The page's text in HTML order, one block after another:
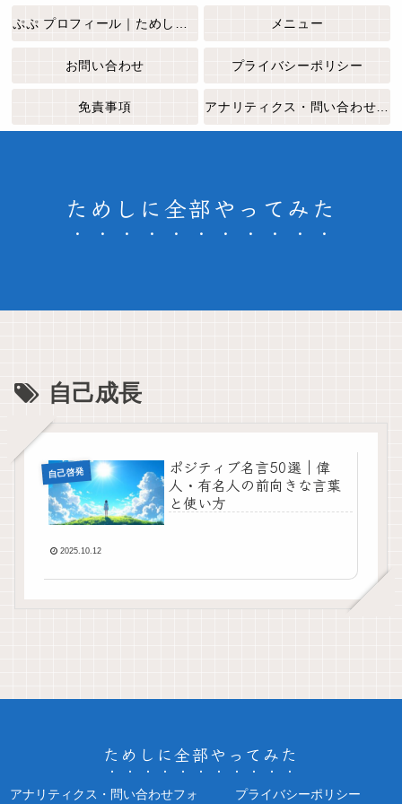
ためしに全部やってみた
ぷぷ プロフィール｜ためしに全部やってみた メニュー
お問い合わせ プライバシーポリシー
免責事項
自己成長
自己啓発
ポジティブ名言50選｜偉
人・有名人の前向きな言葉
と使い方
2025.10.12
ためしに全部やってみた
アナリティクス・問い合わせフォ プライバシーポリシー